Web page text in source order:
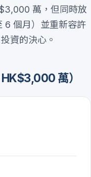
萬，但同時放
6 個月）並重新容許
資的決心。
萬）